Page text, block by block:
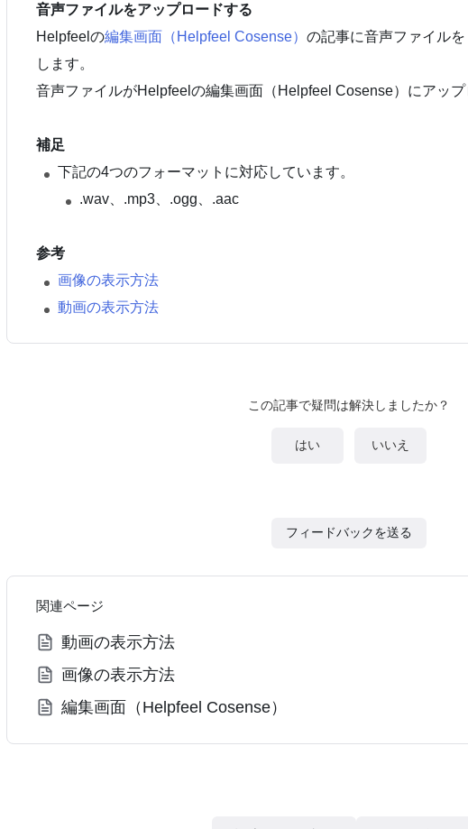
音声ファイルをアップロードする
Helpfeelの編集画面（Helpfeel Cosense） の記事に音声ファイル
します。
音声ファイルがHelpfeelの編集画面（Helpfeel Cosense）にアップ
補足
下記の4つのフォーマットに対応しています。
.wav、.mp3、.ogg、.aac
参考
画像の表示方法
動画の表示方法
この記事で疑問は解決しましたか？
はい いいえ
フィードバックを送る
関連ページ
動画の表示方法
画像の表示方法
編集画面（Helpfeel Cosense）